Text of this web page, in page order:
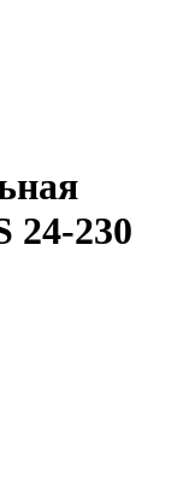
24-230